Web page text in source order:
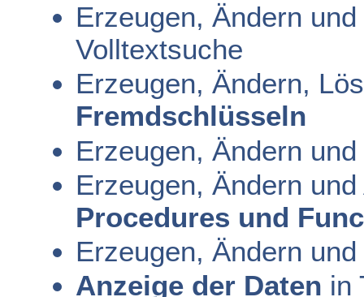
Erzeugen, Ändern
Volltextsuche
Erzeugen, Ändern,
Fremdschlüsseln
Erzeugen, Ändern
Erzeugen, Ändern
Procedures und
Erzeugen, Ändern
Anzeige der Daten in